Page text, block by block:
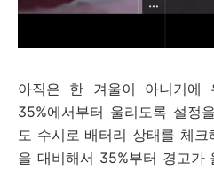
아직은 한 겨울이 아니기에
35%에서부터 울리도록 설정
도 수시로 배터리 상태를 체
을 대비해서 35%부터 경고가